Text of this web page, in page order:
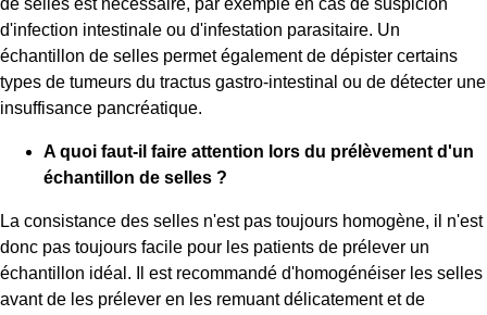
de selles est nécessaire, par exemple en cas de suspicion
d'infection intestinale ou d'infestation parasitaire. Un
échantillon de selles permet également de dépister certains
types de tumeurs du tractus gastro-intestinal ou de détecter une
insuffisance pancréatique.
A quoi faut-il faire attention lors du prélèvement d'un
échantillon de selles ?
La consistance des selles n'est pas toujours homogène, il n'est
donc pas toujours facile pour les patients de prélever un
échantillon idéal. Il est recommandé d'homogénéiser les selles
avant de les prélever en les remuant délicatement et de